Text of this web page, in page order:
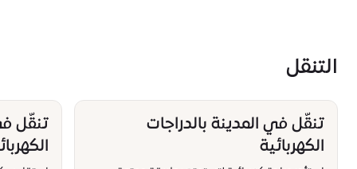
التنقل
تنقّل في المدينة بالدراجات
الكهربائية
تنقّل